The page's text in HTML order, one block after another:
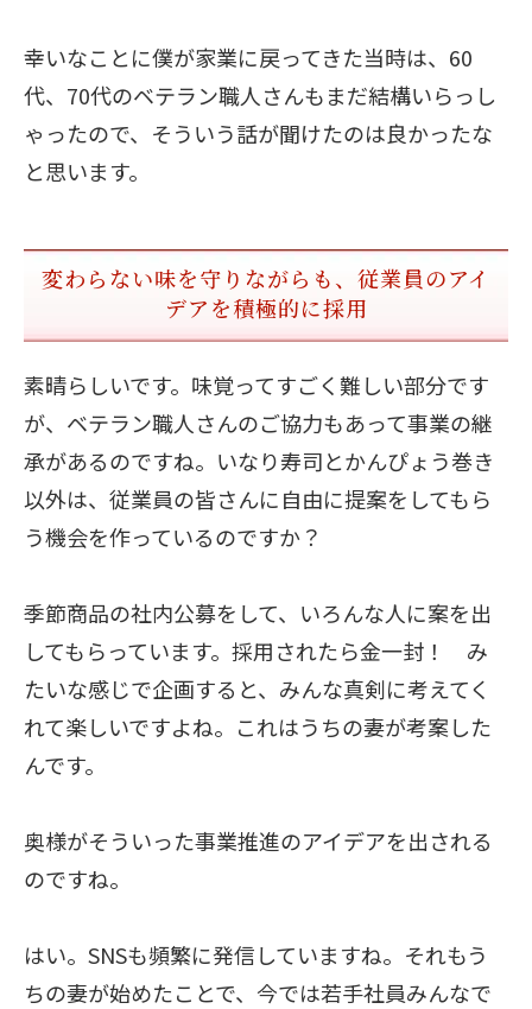
幸いなことに僕が家業に戻ってきた当時は、60
代、70代のベテラン職人さんもまだ結構いらっし
ゃったので、そういう話が聞けたのは良かったな
と思います。
変わらない味を守りながらも、従業員のアイ
デアを積極的に採用
素晴らしいです。味覚ってすごく難しい部分です
が、ベテラン職人さんのご協力もあって事業の継
承があるのですね。いなり寿司とかんぴょう巻き
以外は、従業員の皆さんに自由に提案をしてもら
う機会を作っているのですか？
季節商品の社内公募をして、いろんな人に案を出
してもらっています。採用されたら金一封！ み
たいな感じで企画すると、みんな真剣に考えてく
れて楽しいですよね。これはうちの妻が考案した
んです。
奥様がそういった事業推進のアイデアを出される
のですね。
はい。SNSも頻繁に発信していますね。それもう
ちの妻が始めたことで、今では若手社員みんなで